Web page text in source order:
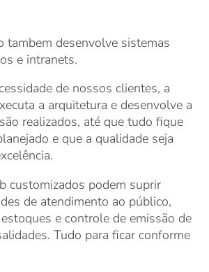
tambem desenvolve sistemas
e intranets.
de nossos clientes, a
a arquitetura e desenvolve a
realizados, até que tudo fique
e que a qualidade seja
customizados podem suprir
de atendimento ao público,
e controle de emissão de
Tudo para ficar conforme